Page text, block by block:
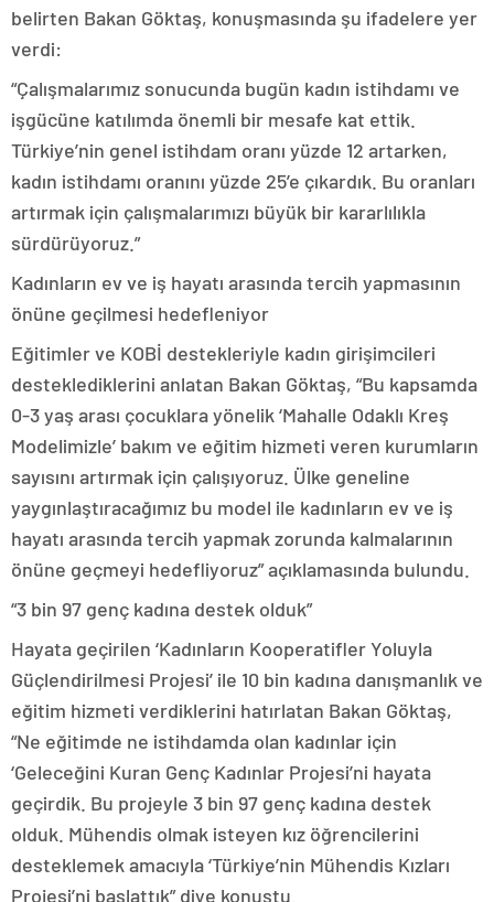
belirten Bakan Göktaş, konuşmasında şu ifadelere yer
verdi:
“Çalışmalarımız sonucunda bugün kadın istihdamı ve
işgücüne katılımda önemli bir mesafe kat ettik.
Türkiye’nin genel istihdam oranı yüzde 12 artarken,
kadın istihdamı oranını yüzde 25’e çıkardık. Bu oranları
artırmak için çalışmalarımızı büyük bir kararlılıkla
sürdürüyoruz.”
Kadınların ev ve iş hayatı arasında tercih yapmasının
önüne geçilmesi hedefleniyor
Eğitimler ve KOBİ destekleriyle kadın girişimcileri
desteklediklerini anlatan Bakan Göktaş, “Bu kapsamda
0-3 yaş arası çocuklara yönelik ‘Mahalle Odaklı Kreş
Modelimizle’ bakım ve eğitim hizmeti veren kurumların
sayısını artırmak için çalışıyoruz. Ülke geneline
yaygınlaştıracağımız bu model ile kadınların ev ve iş
hayatı arasında tercih yapmak zorunda kalmalarının
önüne geçmeyi hedefliyoruz” açıklamasında bulundu.
“3 bin 97 genç kadına destek olduk”
Hayata geçirilen ‘Kadınların Kooperatifler Yoluyla
Güçlendirilmesi Projesi’ ile 10 bin kadına danışmanlık ve
eğitim hizmeti verdiklerini hatırlatan Bakan Göktaş,
“Ne eğitimde ne istihdamda olan kadınlar için
‘Geleceğini Kuran Genç Kadınlar Projesi’ni hayata
geçirdik. Bu projeyle 3 bin 97 genç kadına destek
olduk. Mühendis olmak isteyen kız öğrencilerini
desteklemek amacıyla ‘Türkiye’nin Mühendis Kızları
Projesi’ni başlattık” diye konuştu.